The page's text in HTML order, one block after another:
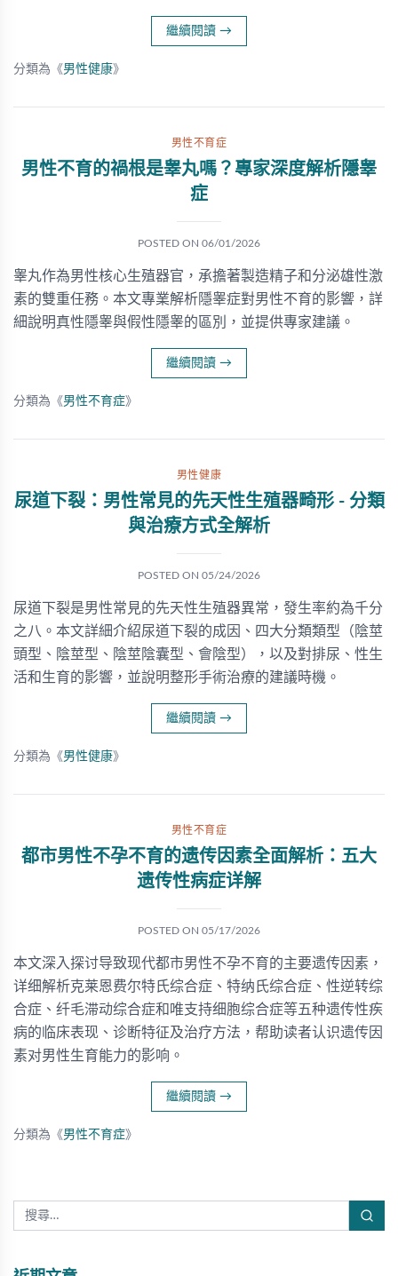
繼續閱讀 →
分類為《男性健康》
男性不育症
男性不育的禍根是睾丸嗎？專家深度解析隱睾
症
POSTED ON 06/01/2026
睾丸作為男性核心生殖器官，承擔著製造精子和分泌雄性激
素的雙重任務。本文專業解析隱睾症對男性不育的影響，詳
細說明真性隱睾與假性隱睾的區別，並提供專家建議。
繼續閱讀 →
分類為《男性不育症》
男性健康
尿道下裂：男性常見的先天性生殖器畸形 - 分類
與治療方式全解析
POSTED ON 05/24/2026
尿道下裂是男性常見的先天性生殖器異常，發生率約為千分
之八。本文詳細介紹尿道下裂的成因、四大分類類型（陰莖
頭型、陰莖型、陰莖陰囊型、會陰型），以及對排尿、性生
活和生育的影響，並說明整形手術治療的建議時機。
繼續閱讀 →
分類為《男性健康》
男性不育症
都市男性不孕不育的遗传因素全面解析：五大
遗传性病症详解
POSTED ON 05/17/2026
本文深入探讨导致现代都市男性不孕不育的主要遗传因素，
详细解析克莱恩费尔特氏综合症、特纳氏综合症、性逆转综
合症、纤毛滞动综合症和唯支持细胞综合症等五种遗传性疾
病的临床表现、诊断特征及治疗方法，帮助读者认识遗传因
素对男性生育能力的影响。
繼續閱讀 →
分類為《男性不育症》